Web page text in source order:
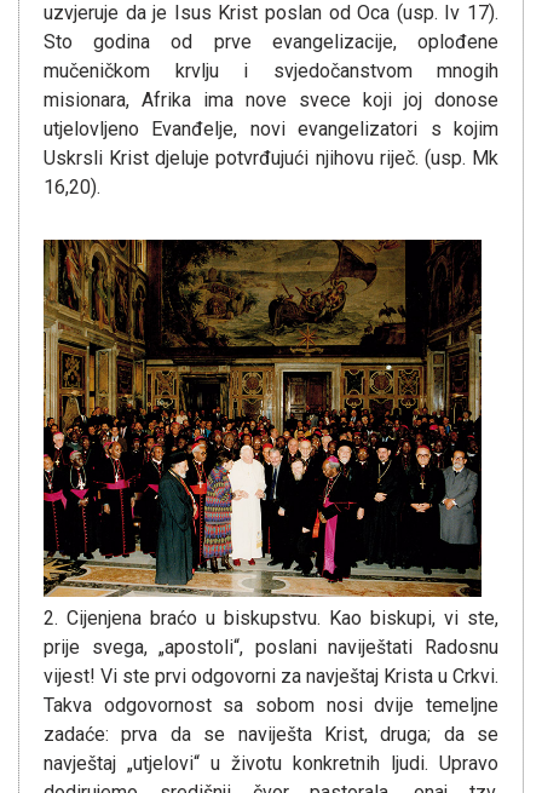
uzvjeruje da je Isus Krist poslan od Oca (usp. Iv 17).
Sto godina od prve evangelizacije, oplođene
mučeničkom krvlju i svjedočanstvom mnogih
misionara, Afrika ima nove svece koji joj donose
utjelovljeno Evanđelje, novi evangelizatori s kojim
Uskrsli Krist djeluje potvrđujući njihovu riječ. (usp. Mk
16,20).
2. Cijenjena braćo u biskupstvu. Kao biskupi, vi ste,
prije svega, „apostoli“, poslani naviještati Radosnu
vijest! Vi ste prvi odgovorni za navještaj Krista u Crkvi.
Takva odgovornost sa sobom nosi dvije temeljne
zadaće: prva da se naviješta Krist, druga; da se
navještaj „utjelovi“ u životu konkretnih ljudi. Upravo